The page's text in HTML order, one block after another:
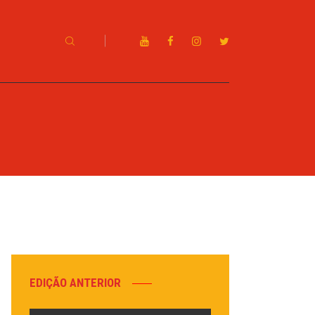
EDIÇÃO ANTERIOR